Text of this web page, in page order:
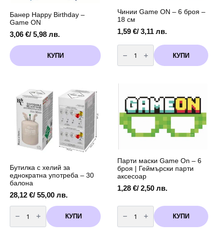
Банер Happy Birthday –
Game ON
3,06 €/ 5,98 лв.
КУПИ
Чинии Game ON – 6 броя –
18 см
1,59 €/ 3,11 лв.
количество
за
Чинии
Game
6
см
КУПИ
Бутилка с хелий за
еднократна употреба – 30
балона
28,12 €/ 55,00 лв.
количество
за
Бутилка
с
КУПИ
Парти маски Game On – 6
броя | Геймърски парти
аксесоар
1,28 €/ 2,50 лв.
количество
за
Парти
маски
КУПИ